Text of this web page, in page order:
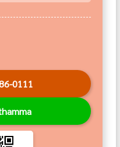
0111